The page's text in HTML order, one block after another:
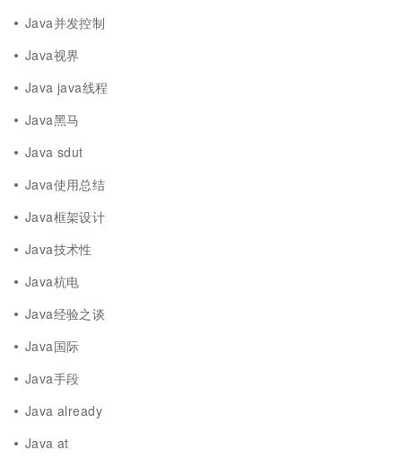
Java并发控制
Java视界
Java java线程
Java黑马
Java sdut
Java使用总结
Java框架设计
Java技术性
Java杭电
Java经验之谈
Java国际
Java手段
Java already
Java at